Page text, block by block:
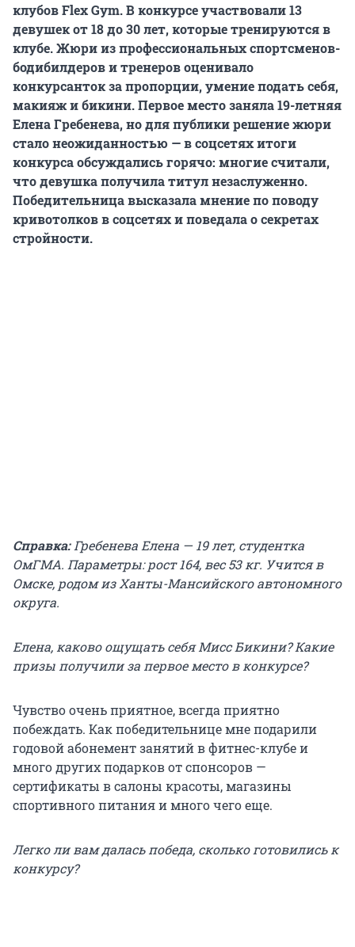
клубов Flex Gym. В конкурсе участвовали 13
девушек от 18 до 30 лет, которые тренируются в
клубе. Жюри из профессиональных спортсменов-
бодибилдеров и тренеров оценивало
конкурсанток за пропорции, умение подать себя,
макияж и бикини. Первое место заняла 19-летняя
Елена Гребенева, но для публики решение жюри
стало неожиданностью — в соцсетях итоги
конкурса обсуждались горячо: многие считали,
что девушка получила титул незаслуженно.
Победительница высказала мнение по поводу
кривотолков в соцсетях и поведала о секретах
стройности.
Справка:Гребенева Елена — 19 лет, студентка
ОмГМА. Параметры: рост 164, вес 53 кг. Учится в
Омске, родом из Ханты-Мансийского автономного
округа.
Елена, каково ощущать себя Мисс Бикини? Какие
призы получили за первое место в конкурсе?
Чувство очень приятное, всегда приятно
побеждать. Как победительнице мне подарили
годовой абонемент занятий в фитнес-клубе и
много других подарков от спонсоров —
сертификаты в салоны красоты, магазины
спортивного питания и много чего еще.
Легко ли вам далась победа, сколько готовились к
конкурсу?